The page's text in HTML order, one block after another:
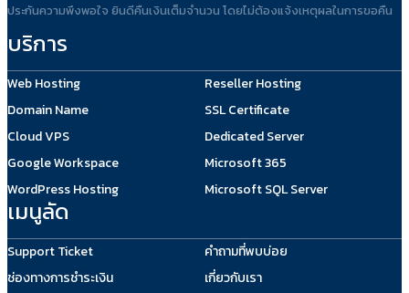
ประกันความพึงพอใจ ยินดีคืนเงินเต็มจำนวน โดยไม่ต้องแจ้งเหตุผลในการขอคืน
บริการ
Web Hosting
Domain Name
Cloud VPS
Google Workspace
WordPress Hosting
Reseller Hosting
SSL Certificate
Dedicated Server
Microsoft 365
Microsoft SQL Server
เมนูลัด
Support Ticket
ช่องทางการชำระเงิน
คำถามที่พบบ่อย
เกี่ยวกับเรา